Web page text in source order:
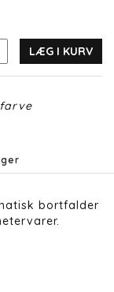
LÆG I KURV
bortfalder